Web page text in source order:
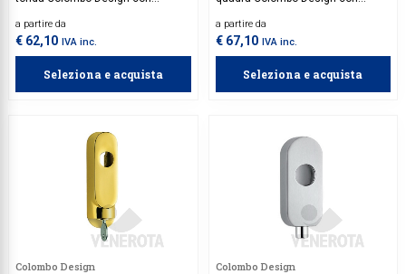
autobloccante e movimento
incluso.
a partire da
€ 62,10 IVA inc.
Seleziona e acquista
autobloccante e movimento
incluso.
a partire da
€ 67,10 IVA inc.
Seleziona e acquista
Colombo Design Colombo Design